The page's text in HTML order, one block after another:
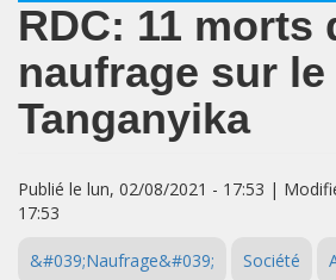
RDC: 11 morts
naufrage sur le
Tanganyika
Publié le lun, 02/08/2021 - 17:53 |
17:53
&#039;Naufrage&#039; Société